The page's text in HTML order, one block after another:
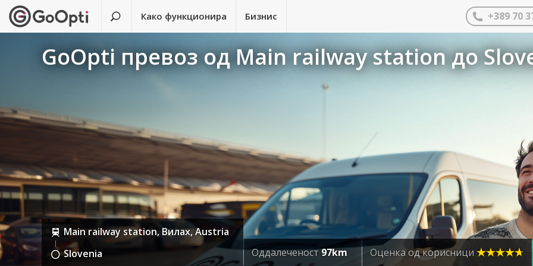
Како функционира Бизнис +389 70
GoOpti превоз од Main railway station до
Main railway station, Вилах, Austria
Slovenia
Оддалеченост97km Оценка од корисници